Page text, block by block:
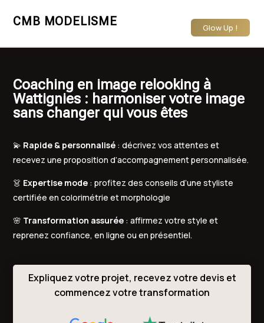
CMB MODELISME Glow Up !
Coaching en image relooking à
Wattignies : harmoniser votre image
sans changer qui vous êtes
💫 Rapide & personnalisé : décrivez vos attentes et
recevez une proposition d’accompagnement personnalisée.
👗 Expertise mode : profitez des conseils d’une styliste
certifiée en colorimétrie et morphologie
🌸 Transformation assurée : affirmez votre style et
reprenez confiance, en ligne ou en présentiel.
Expliquez votre projet, recevez votre devis et
commencez votre transformation